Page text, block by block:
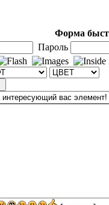
Форма
Пароль